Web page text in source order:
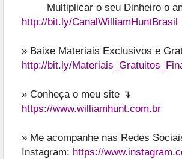
Multiplicar o seu Dinheiro o
http://bit.ly/CanalWilliamHuntBrasil
» Baixe Materiais Exclusivos e
http://bit.ly/
» Conheça o meu site ↴
https://www.williamhunt.com.br
» Me acompanhe nas Redes
Instagram: https://